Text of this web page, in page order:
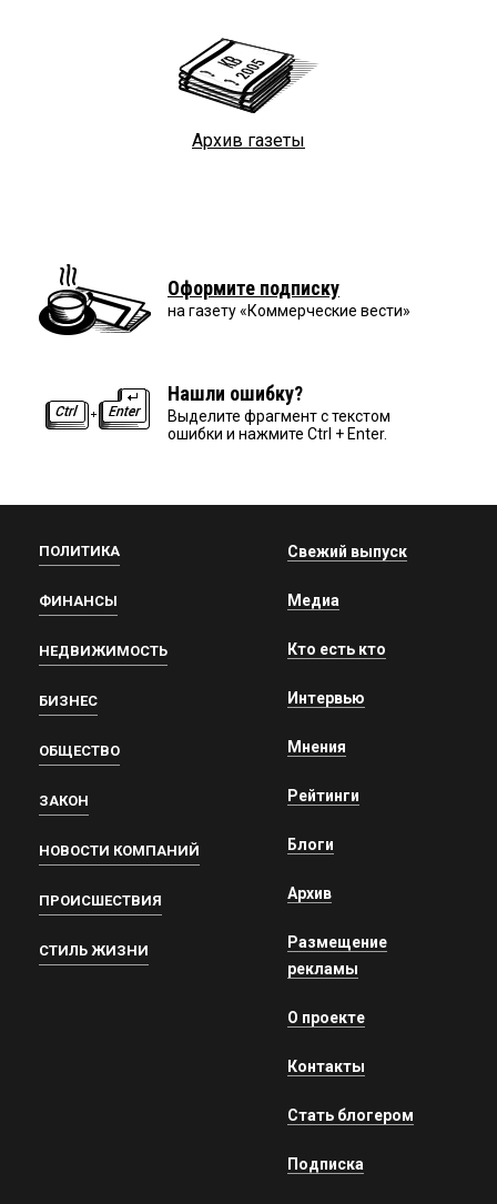
Архив газеты
Оформите подписку
на газету «Коммерческие вести»
Нашли ошибку?
Выделите фрагмент с текстом
ошибки и нажмите Ctrl + Enter.
ПОЛИТИКА
ФИНАНСЫ
НЕДВИЖИМОСТЬ
БИЗНЕС
ОБЩЕСТВО
ЗАКОН
НОВОСТИ КОМПАНИЙ
ПРОИСШЕСТВИЯ
СТИЛЬ ЖИЗНИ
Свежий выпуск
Медиа
Кто есть кто
Интервью
Мнения
Рейтинги
Блоги
Архив
Размещение
рекламы
О проекте
Контакты
Стать блогером
Подписка